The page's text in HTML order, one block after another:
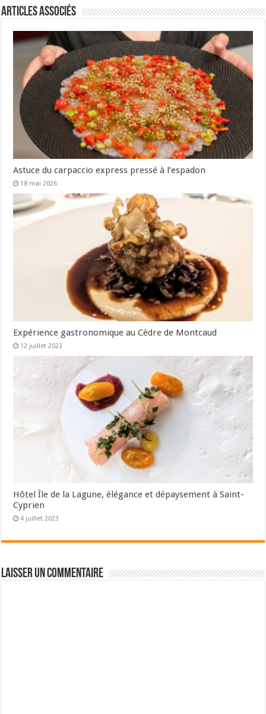
Articles associés
Astuce du carpaccio express pressé à l’espadon
18 mai 2026
Expérience gastronomique au Cèdre de Montcaud
12 juillet 2023
Hôtel Île de la Lagune, élégance et dépaysement à Saint-
Cyprien
4 juillet 2023
Laisser un commentaire